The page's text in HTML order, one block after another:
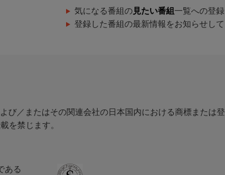
気になる番組の 見たい番組 一覧への登録
登録した番組の最新情報をお知らせし
び／またはその関連会社の日本国内における商標または登
を禁じます。
ある